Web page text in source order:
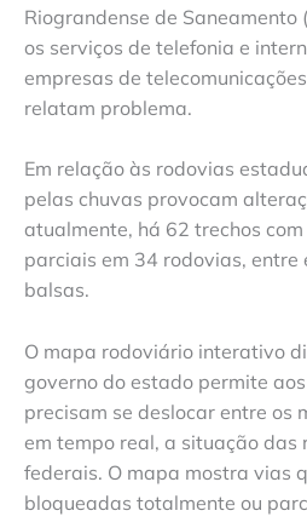
Riograndense de Saneamento
os serviços de telefonia e
empresas de
relatam problema.
Em relação às rodovias
pelas chuvas provocam
atualmente, há 62 trechos
parciais em 34 rodovias, entre
balsas.
O mapa rodoviário interativo
governo do estado permite
precisam se deslocar entre os
em tempo real, a situação das
federais. O mapa mostra vias
bloqueadas totalmente ou